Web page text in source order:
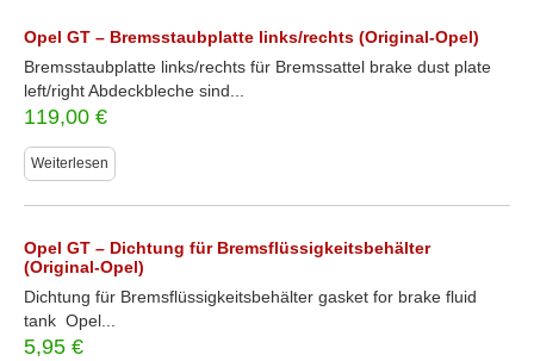
Opel GT – Bremsstaubplatte links/rechts (Original-Opel)
Bremsstaubplatte links/rechts für Bremssattel brake dust plate
left/right Abdeckbleche sind...
119,00 €
Weiterlesen
Opel GT – Dichtung für Bremsflüssigkeitsbehälter
(Original-Opel)
Dichtung für Bremsflüssigkeitsbehälter gasket for brake fluid
tank Opel...
5,95 €